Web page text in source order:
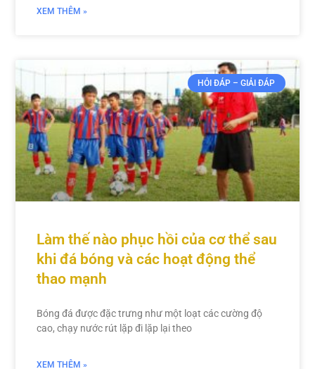
XEM THÊM »
HỎI ĐÁP – GIẢI ĐÁP
Làm thế nào phục hồi của cơ thể sau
khi đá bóng và các hoạt động thể
thao mạnh
Bóng đá được đặc trưng như một loạt các cường độ
cao, chạy nước rút lặp đi lặp lại theo
XEM THÊM »